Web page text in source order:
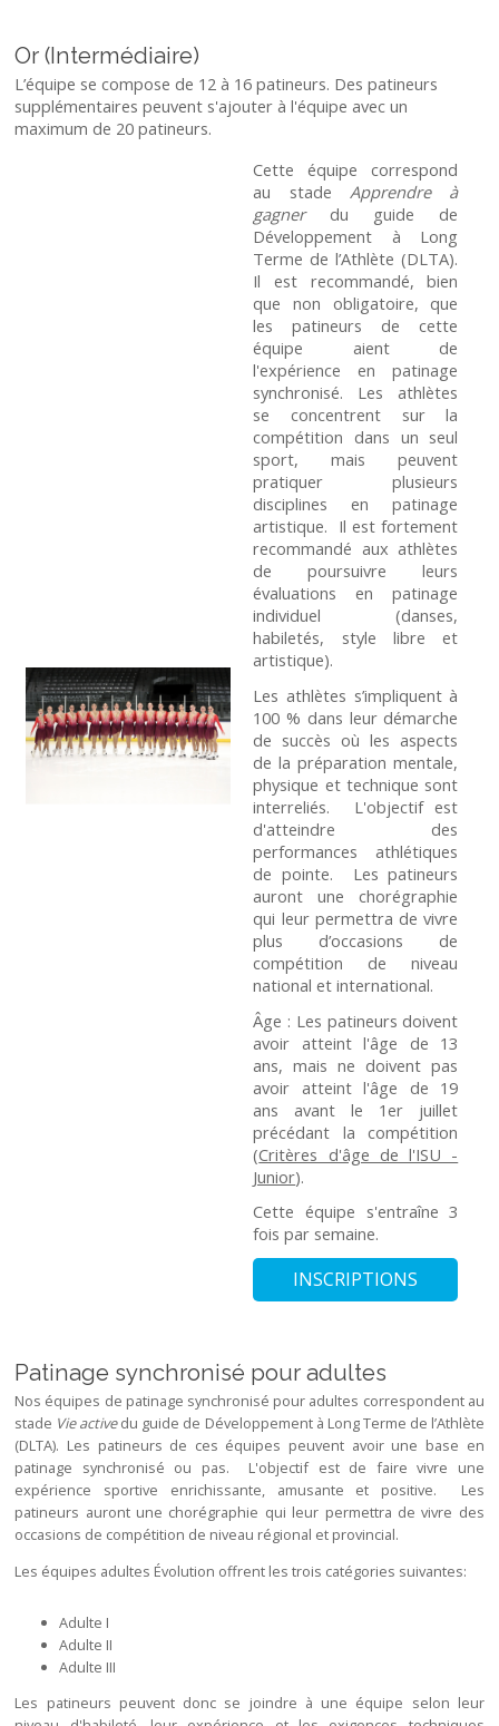
Or (Intermédiaire)
L’équipe se compose de 12 à 16 patineurs. Des patineurs
supplémentaires peuvent s'ajouter à l'équipe avec un
maximum de 20 patineurs.
Cette équipe correspond
au stade Apprendre à
gagnerdu guide de
Développement à Long
Terme de l’Athlète (DLTA).
Il est recommandé, bien
que non obligatoire, que
les patineurs de cette
équipe aient de
l'expérience en patinage
synchronisé. Les athlètes
se concentrent sur la
compétition dans un seul
sport, mais peuvent
pratiquer plusieurs
disciplines en patinage
artistique. Il est fortement
recommandé aux athlètes
de poursuivre leurs
évaluations en patinage
individuel (danses,
habiletés, style libre et
artistique).
Les athlètes s’impliquent à
100 % dans leur démarche
de succès où les aspects
de la préparation mentale,
physique et technique sont
interreliés. L'objectif est
d'atteindre des
performances athlétiques
de pointe. Les patineurs
auront une chorégraphie
qui leur permettra de vivre
plus d’occasions de
compétition de niveau
national et international.
Âge : Les patineurs doivent
avoir atteint l'âge de 13
ans, mais ne doivent pas
avoir atteint l'âge de 19
ans avant le 1er juillet
précédant la compétition
(Critères d'âge de l'ISU -
Junior).
Cette équipe s'entraîne 3
fois par semaine.
INSCRIPTIONS
Patinage synchronisé pour adultes
Nos équipes de patinage synchronisé pour adultes correspondent au
stade Vie activedu guide de Développement à Long Terme de l’Athlète
(DLTA). Les patineurs de ces équipes peuvent avoir une base en
patinage synchronisé ou pas. L'objectif est de faire vivre une
expérience sportive enrichissante, amusante et positive. Les
patineurs auront une chorégraphie qui leur permettra de vivre des
occasions de compétition de niveau régional et provincial.
Les équipes adultes Évolution offrent les trois catégories suivantes:
Adulte I
Adulte II
Adulte III
Les patineurs peuvent donc se joindre à une équipe selon leur